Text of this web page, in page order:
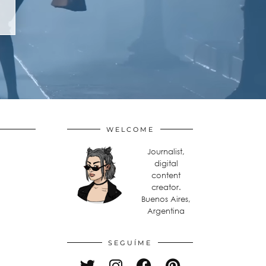
WELCOME
Journalist,
digital
content
creator.
Buenos Aires,
Argentina
SEGUÍME